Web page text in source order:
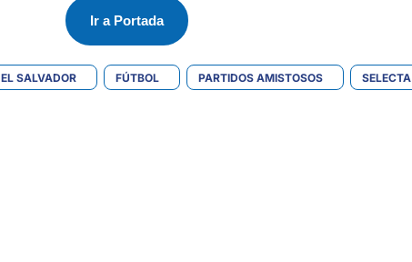
Ir a Portada
EL SALVADOR FÚTBOL PARTIDOS AMISTOSOS SELECTA